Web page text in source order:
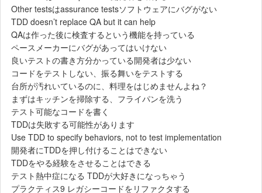
Other testsはassurance testsソフトウェアにバグがない
TDD doesn’t replace QA but it can help
QAは作った後に検査するという機能を持っている
ペースメーカーにバグがあってはいけない
良いテストの書き方分かっている開発者は少ない
コードをテストしない、振る舞いをテストする
台所が汚れいているのに、料理をはじめませんよね？
まずはキッチンを掃除する、フライパンを洗う
テスト可能なコードを書く
TDDは失敗する可能性があります
Use TDD to specify behaviors, not to test implementation
開発者にTDDを押し付けることはできない
TDDをやる経験をさせることはできる
テスト熱中症になる TDDが大好きになっちゃう
プラクティス9 レガシーコードをリファクタする